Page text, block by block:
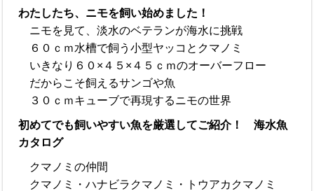
わたしたち、ニモを飼い始めました！
ニモを見て、淡水のベテランが海水に挑戦
６０ｃｍ水槽で飼う小型ヤッコとクマノミ
いきなり６０×４５×４５ｃｍのオーバーフロー
だからこそ飼えるサンゴや魚
３０ｃｍキューブで再現するニモの世界
初めてでも飼いやすい魚を厳選してご紹介！ 海水魚
カタログ
クマノミの仲間
クマノミ・ハナビラクマノミ・トウアカクマノミ